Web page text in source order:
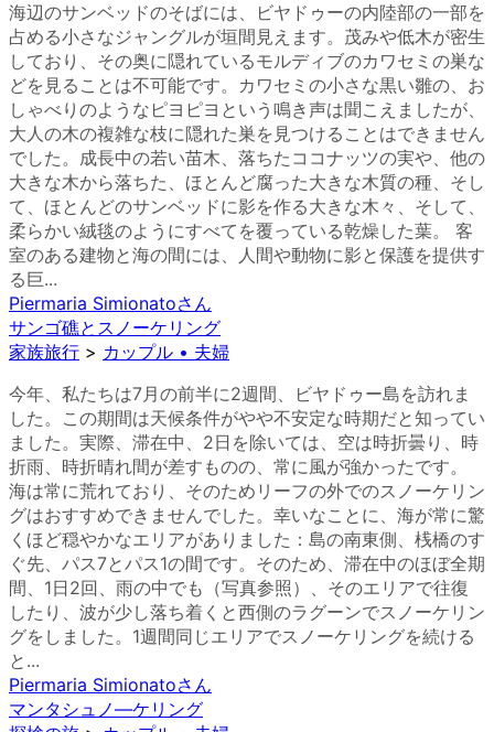
海辺のサンベッドのそばには、ビヤドゥーの内陸部の一部を
占める小さなジャングルが垣間見えます。茂みや低木が密生
しており、その奥に隠れているモルディブのカワセミの巣な
どを見ることは不可能です。カワセミの小さな黒い雛の、お
しゃべりのようなピヨピヨという鳴き声は聞こえましたが、
大人の木の複雑な枝に隠れた巣を見つけることはできません
でした。成長中の若い苗木、落ちたココナッツの実や、他の
大きな木から落ちた、ほとんど腐った大きな木質の種、そし
て、ほとんどのサンベッドに影を作る大きな木々、そして、
柔らかい絨毯のようにすべてを覆っている乾燥した葉。 客
室のある建物と海の間には、人間や動物に影と保護を提供す
る巨...
Piermaria Simionatoさん
サンゴ礁とスノーケリング
家族旅行 > カップル • 夫婦
今年、私たちは7月の前半に2週間、ビヤドゥー島を訪れま
した。この期間は天候条件がやや不安定な時期だと知ってい
ました。実際、滞在中、2日を除いては、空は時折曇り、時
折雨、時折晴れ間が差すものの、常に風が強かったです。
海は常に荒れており、そのためリーフの外でのスノーケリン
グはおすすめできませんでした。幸いなことに、海が常に驚
くほど穏やかなエリアがありました：島の南東側、桟橋のす
ぐ先、パス7とパス1の間です。そのため、滞在中のほぼ全期
間、1日2回、雨の中でも（写真参照）、そのエリアで往復
したり、波が少し落ち着くと西側のラグーンでスノーケリン
グをしました。1週間同じエリアでスノーケリングを続ける
と...
Piermaria Simionatoさん
マンタシュノ―ケリング